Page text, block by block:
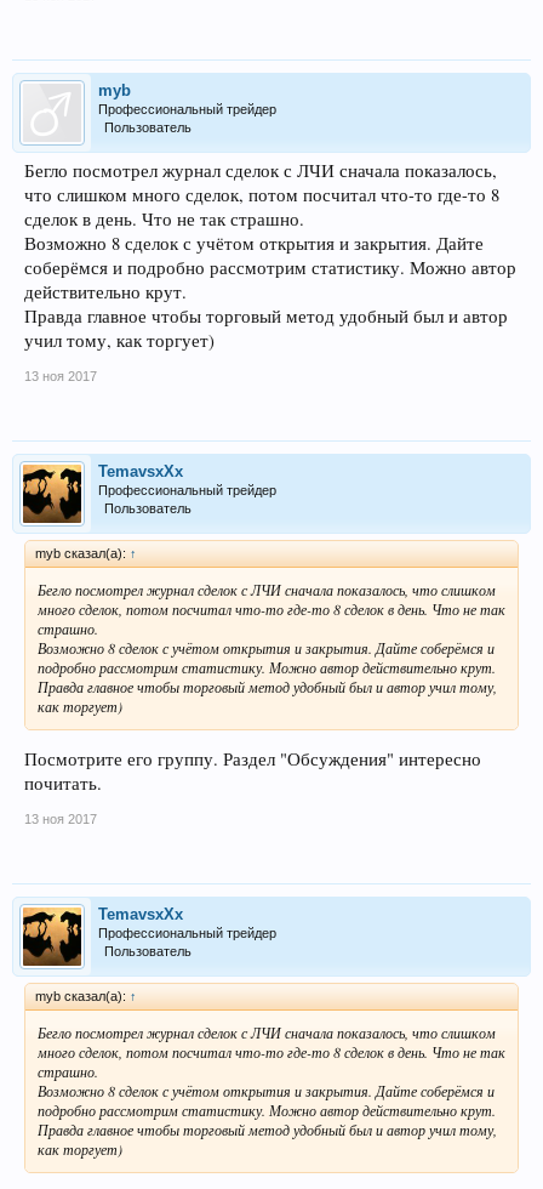
myb
Профессиональный трейдер
Пользователь
Бегло посмотрел журнал сделок с ЛЧИ сначала показалось,
что слишком много сделок, потом посчитал что-то где-то 8
сделок в день. Что не так страшно.
Возможно 8 сделок с учётом открытия и закрытия. Дайте
соберёмся и подробно рассмотрим статистику. Можно автор
действительно крут.
Правда главное чтобы торговый метод удобный был и автор
учил тому, как торгует)
13 ноя 2017
TemavsxXx
Профессиональный трейдер
Пользователь
myb сказал(а): ↑
Бегло посмотрел журнал сделок с ЛЧИ сначала показалось, что слишком
много сделок, потом посчитал что-то где-то 8 сделок в день. Что не так
страшно.
Возможно 8 сделок с учётом открытия и закрытия. Дайте соберёмся и
подробно рассмотрим статистику. Можно автор действительно крут.
Правда главное чтобы торговый метод удобный был и автор учил тому,
как торгует)
Посмотрите его группу. Раздел "Обсуждения" интересно
почитать.
13 ноя 2017
TemavsxXx
Профессиональный трейдер
Пользователь
myb сказал(а): ↑
Бегло посмотрел журнал сделок с ЛЧИ сначала показалось, что слишком
много сделок, потом посчитал что-то где-то 8 сделок в день. Что не так
страшно.
Возможно 8 сделок с учётом открытия и закрытия. Дайте соберёмся и
подробно рассмотрим статистику. Можно автор действительно крут.
Правда главное чтобы торговый метод удобный был и автор учил тому,
как торгует)